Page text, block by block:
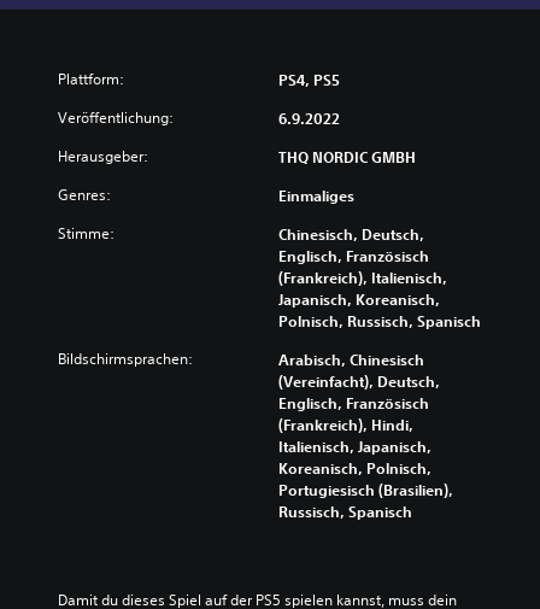
Plattform: PS4, PS5
Veröffentlichung: 6.9.2022
Herausgeber: THQ NORDIC GMBH
Genres: Einmaliges
Stimme:
Chinesisch, Deutsch,
Englisch, Französisch
(Frankreich), Italienisch,
Japanisch, Koreanisch,
Polnisch, Russisch, Spanisch
Bildschirmsprachen:
Arabisch, Chinesisch
(Vereinfacht), Deutsch,
Englisch, Französisch
(Frankreich), Hindi,
Italienisch, Japanisch,
Koreanisch, Polnisch,
Portugiesisch (Brasilien),
Russisch, Spanisch
Damit du dieses Spiel auf der PS5 spielen kannst, muss dein